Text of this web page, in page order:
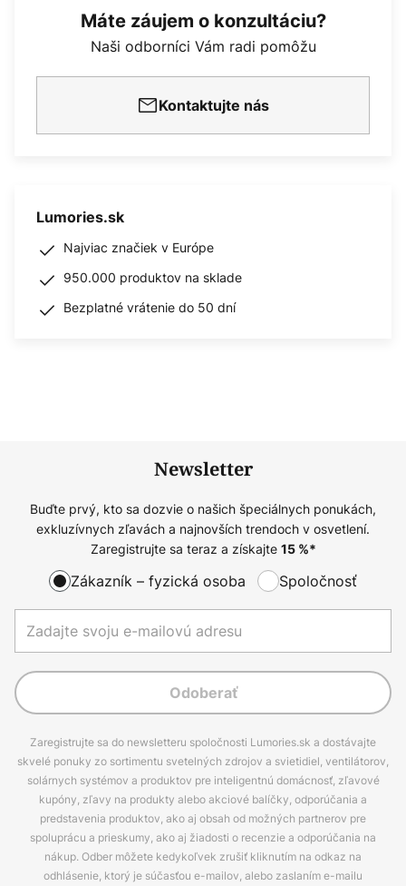
Máte záujem o konzultáciu?
Naši odborníci Vám radi pomôžu
Kontaktujte nás
Lumories.sk
Najviac značiek v Európe
950.000 produktov na sklade
Bezplatné vrátenie do 50 dní
Newsletter
Buďte prvý, kto sa dozvie o našich špeciálnych ponukách,
exkluzívnych zľavách a najnovších trendoch v osvetlení.
Zaregistrujte sa teraz a získajte 15%*
Zákazník – fyzická osoba Spoločnosť
Odoberať
Zaregistrujte sa do newsletteru spoločnosti Lumories.sk a dostávajte
skvelé ponuky zo sortimentu svetelných zdrojov a svietidiel, ventilátorov,
solárnych systémov a produktov pre inteligentnú domácnosť, zľavové
kupóny, zľavy na produkty alebo akciové balíčky, odporúčania a
predstavenia produktov, ako aj obsah od možných partnerov pre
spoluprácu a prieskumy, ako aj žiadosti o recenzie a odporúčania na
nákup. Odber môžete kedykoľvek zrušiť kliknutím na odkaz na
odhlásenie, ktorý je súčasťou e-mailov, alebo zaslaním e-mailu